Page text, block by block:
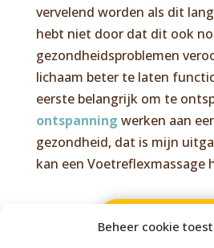
Beheer cookie
vervelend worden als dit
hebt niet door dat dit ook
gezondheidsproblemen
lichaam beter te laten
eerste belangrijk om te
ontspanning werken aan
gezondheid, dat is mijn
kan een Voetreflexmassage
Afspraak